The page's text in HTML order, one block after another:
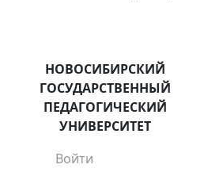
НОВОСИБИРСКИЙ
ГОСУДАРСТВЕННЫЙ
ПЕДАГОГИЧЕСКИЙ
УНИВЕРСИТЕТ
Войти